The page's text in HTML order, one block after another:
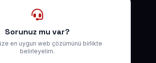
Sorunuz mu var?
en uygun web çözümünü birlikte
belirleyelim.